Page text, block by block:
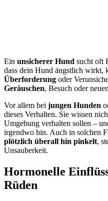
Ein unsicherer Hund sucht oft
dass dein Hund ängstlich wirkt,
Überforderung oder
Geräuschen, Besuch oder
Vor allem bei jungen Hunden
dieses Verhalten. Sie wissen
Umgebung verhalten sollen –
irgendwo hin. Auch in solchen
plötzlich überall hin pinkelt,
Unsauberkeit.
Hormonelle
Rüden